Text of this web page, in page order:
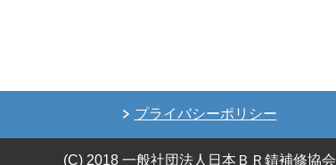
プライバシーポリシー
(C) 2018 一般社団法人日本ＢＲ錆補修協会